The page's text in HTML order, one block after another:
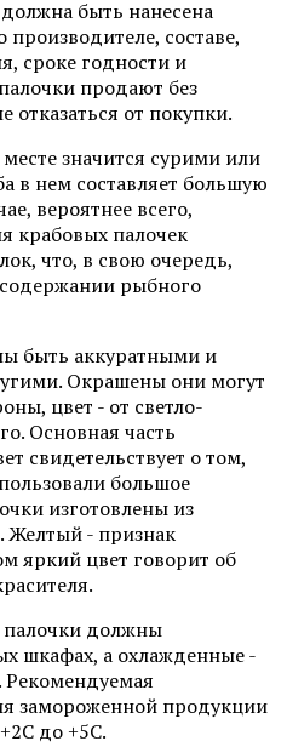
быть нанесена
составе,
сроке годности и
продают без
отказаться от покупки.
значится сурими или
в нем составляет большую
вероятнее всего,
крабовых палочек
что, в свою очередь,
рыбного
быть аккуратными и
Окрашены они могут
цвет - от светло-
Основная часть
свидетельствует о том,
большое
изготовлены из
- признак
яркий цвет говорит об
должны
шкафах, а охлажденные -
Рекомендуемая
замороженной продукции
до +5С.